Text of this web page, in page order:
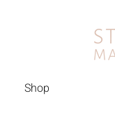
Shop